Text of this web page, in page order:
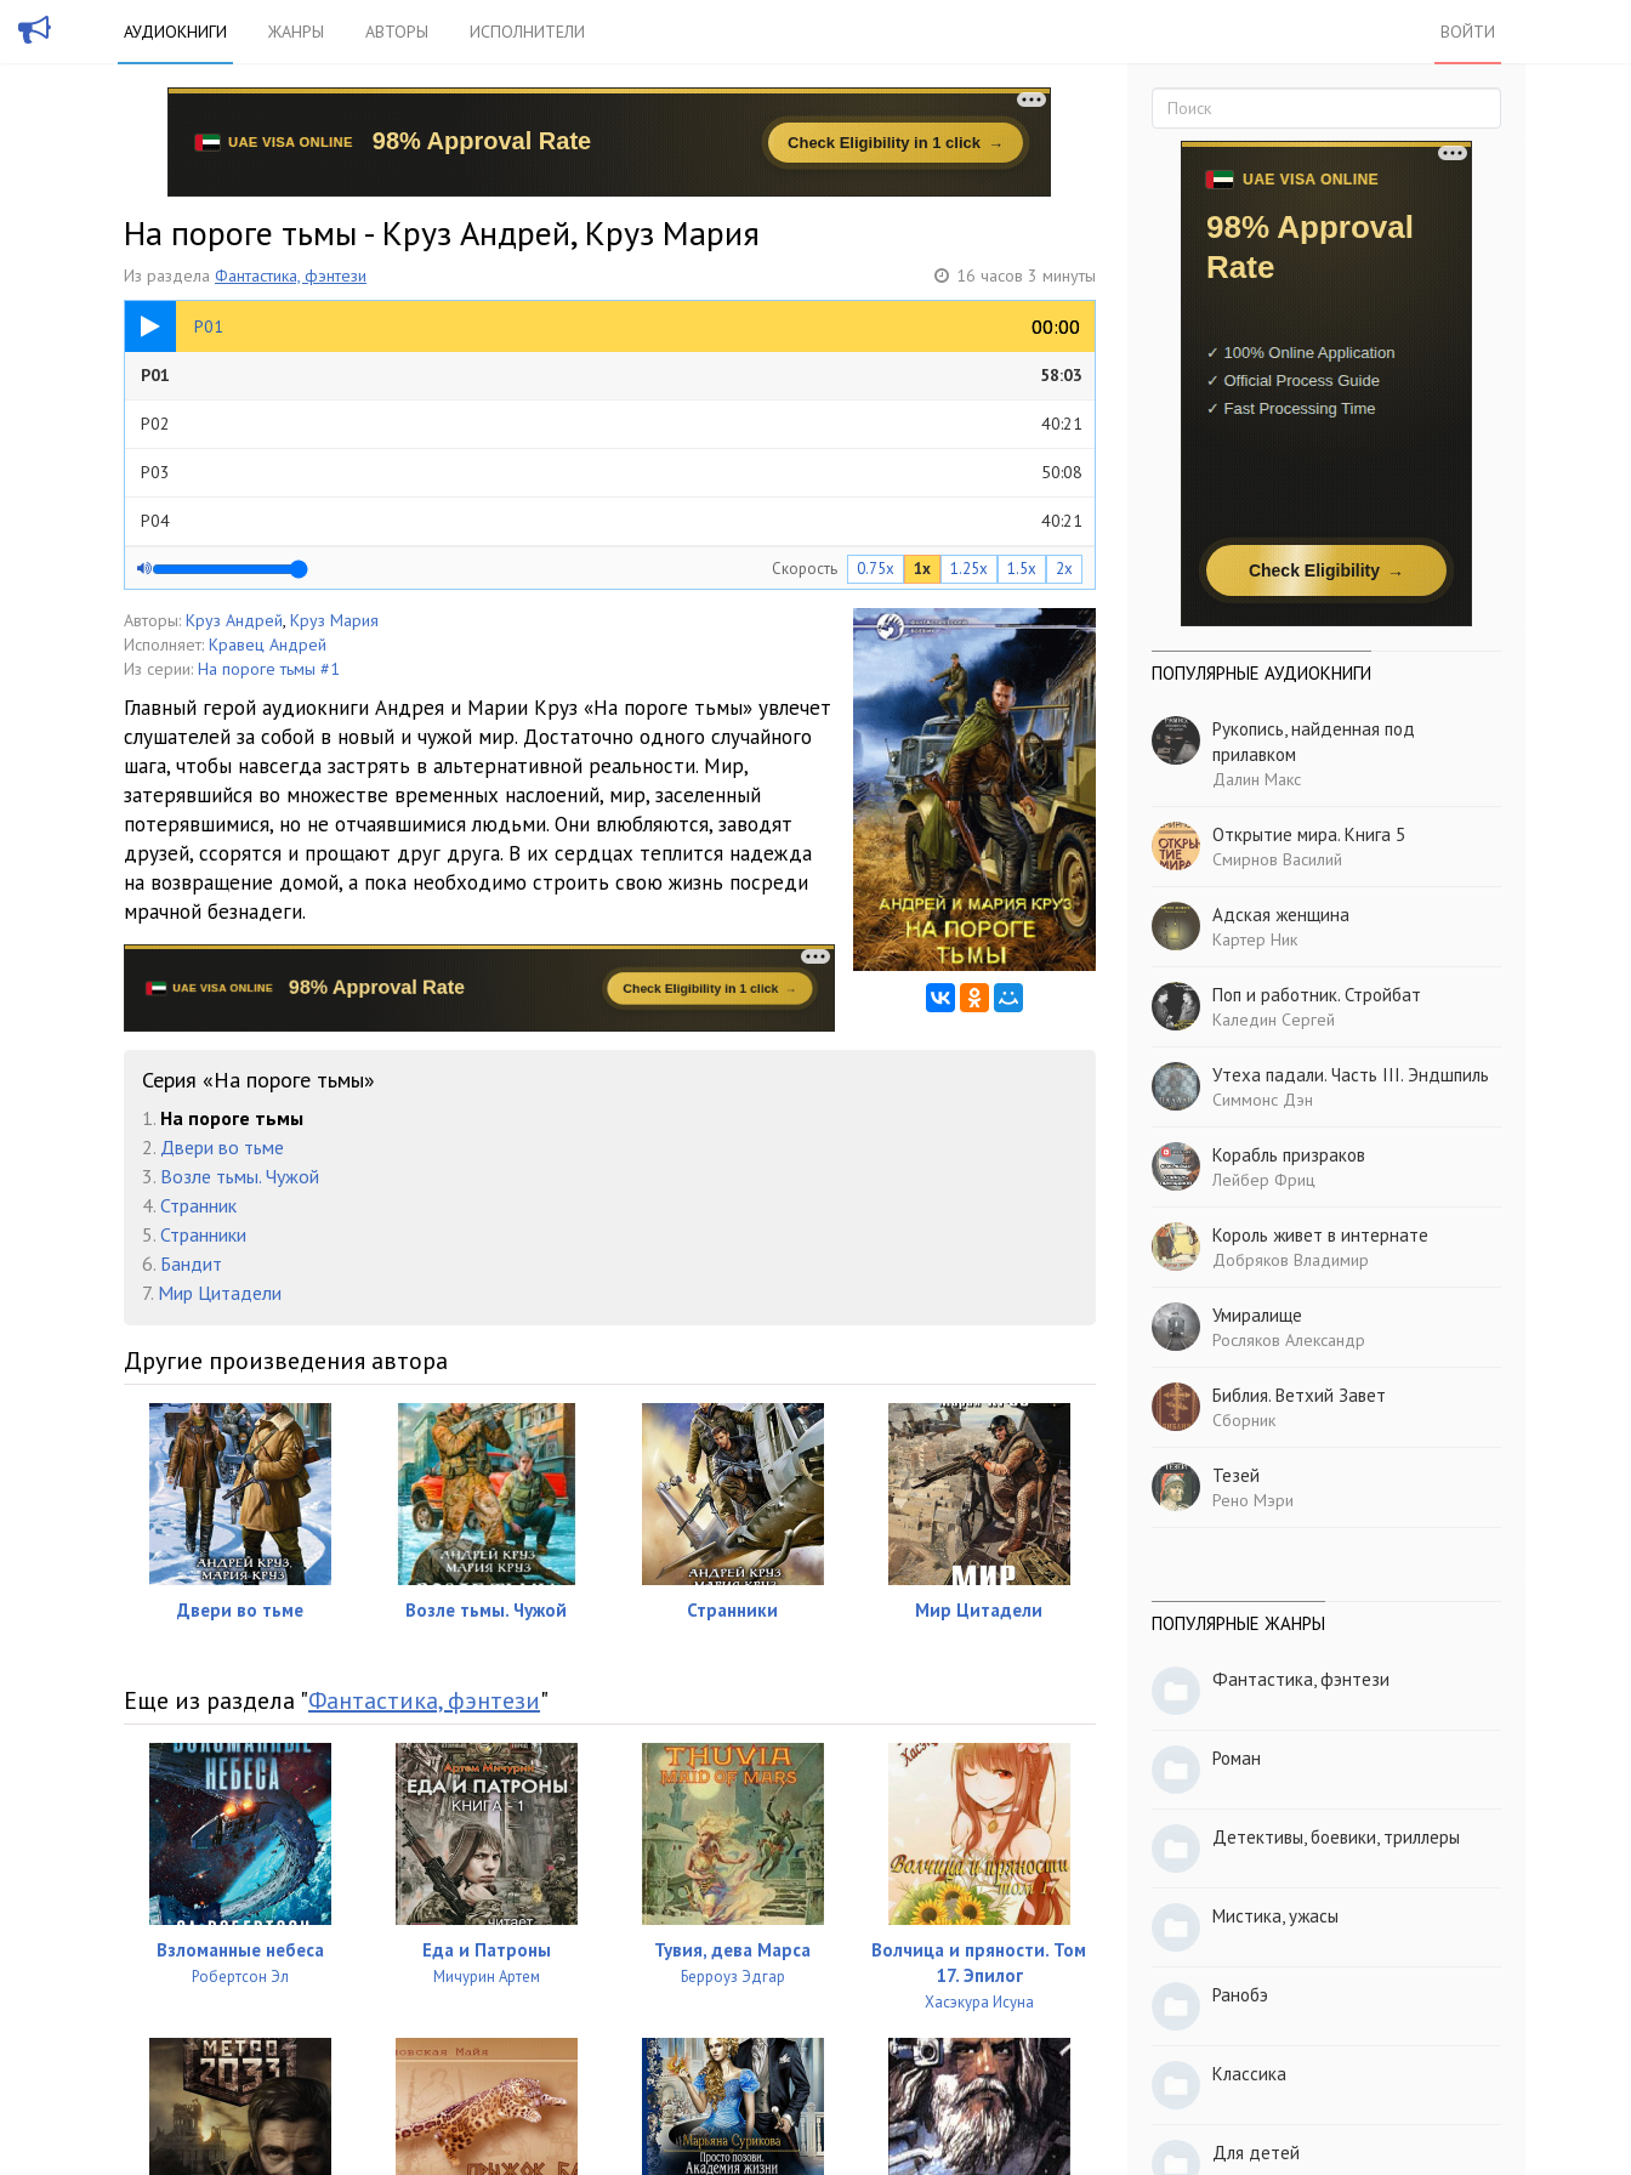
АУДИОКНИГИ ЖАНРЫ АВТОРЫ ИСПОЛНИТЕЛИ ВОЙТИ
На пороге тьмы - Круз Андрей, Круз Мария
Из раздела Фантастика, фэнтези 16 часов 3 минуты
P01 00:00
00:00
58:03
P01 58:03
P02 40:21
P03 50:08
P04 40:21
P05 49:40
P06 34:00
P07 31:56
P08 1:00:15
P09 31:06
P10 34:33
P11 37:42
P12 56:28
35:39
P17
P18
P19
P20
Скорость 0.75x 1x 1.25x 1.5x 2x
Авторы: Круз Андрей, Круз Мария
Исполняет: Кравец Андрей
Из серии: На пороге тьмы #1
Главный герой аудиокниги Андрея и Марии Круз «На пороге тьмы» увлечет
слушателей за собой в новый и чужой мир. Достаточно одного случайного
шага, чтобы навсегда застрять в альтернативной реальности. Мир,
затерявшийся во множестве временных наслоений, мир, заселенный
потерявшимися, но не отчаявшимися людьми. Они влюбляются, заводят
друзей, ссорятся и прощают друг друга. В их сердцах теплится надежда
на возвращение домой, а пока необходимо строить свою жизнь посреди
мрачной безнадеги.
Серия «На пороге тьмы»
1. На пороге тьмы
2. Двери во тьме
3. Возле тьмы. Чужой
4. Странник
5. Странники
6. Бандит
7. Мир Цитадели
Другие произведения автора
Двери во тьме Возле тьмы. Чужой Странники Мир Цитадели
Еще из раздела "Фантастика, фэнтези"
Взломанные небеса
Робертсон Эл
Еда и Патроны
Мичурин Артем
Тувия, дева Марса
Берроуз Эдгар
Волчица и пряности. Том
17. Эпилог
Хасэкура Исуна
ПОПУЛЯРНЫЕ АУДИОКНИГИ
Рукопись, найденная под
прилавком
Далин Макс
Открытие мира. Книга 5
Смирнов Василий
Адская женщина
Картер Ник
Поп и работник. Стройбат
Каледин Сергей
Утеха падали. Часть III. Эндшпиль
Симмонс Дэн
Корабль призраков
Лейбер Фриц
Король живет в интернате
Добряков Владимир
Умиралище
Росляков Александр
Библия. Ветхий Завет
Сборник
Тезей
Рено Мэри
ПОПУЛЯРНЫЕ ЖАНРЫ
Фантастика, фэнтези
Роман
Детективы, боевики, триллеры
Мистика, ужасы
Ранобэ
Классика
Для детей